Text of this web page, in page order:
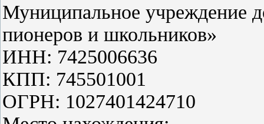
Муниципальное учреждение
пионеров и школьников»
ИНН: 7425006636
КПП: 745501001
ОГРН: 1027401424710